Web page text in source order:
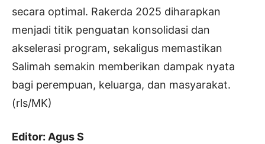
secara optimal. Rakerda 2025 diharapkan
menjadi titik penguatan konsolidasi dan
akselerasi program, sekaligus memastikan
Salimah semakin memberikan dampak nyata
bagi perempuan, keluarga, dan masyarakat.
(rls/MK)
Editor: Agus S